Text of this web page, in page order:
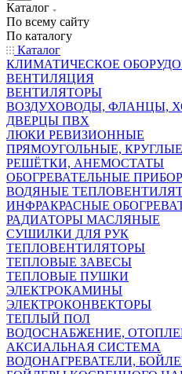
Каталог
По всему сайту
По каталогу
Каталог
КЛИМАТИЧЕСКОЕ
ВЕНТИЛЯЦИЯ
ВЕНТИЛЯТОРЫ
ВОЗДУХОВОДЫ, ФЛАНЦЫ,
ДВЕРЦЫ ПВХ
ЛЮКИ РЕВИЗИОННЫЕ
ПРЯМОУГОЛЬНЫЕ,
РЕШЁТКИ, АНЕМОСТАТЫ
ОБОГРЕВАТЕЛЬНЫЕ
ВОДЯНЫЕ
ИНФРАКРАСНЫЕ
РАДИАТОРЫ МАСЛЯНЫЕ
СУШИЛКИ ДЛЯ РУК
ТЕПЛОВЕНТИЛЯТОРЫ
ТЕПЛОВЫЕ ЗАВЕСЫ
ТЕПЛОВЫЕ ПУШКИ
ЭЛЕКТРОКАМИНЫ
ЭЛЕКТРОКОНВЕКТОРЫ
ТЕПЛЫЙ ПОЛ
ВОДОСНАБЖЕНИЕ,
АКСИАЛЬНАЯ СИСТЕМА
ВОДОНАГРЕВАТЕЛИ,